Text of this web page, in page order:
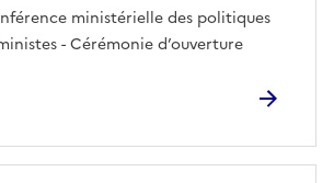
ministérielle des politiques
- Cérémonie d’ouverture